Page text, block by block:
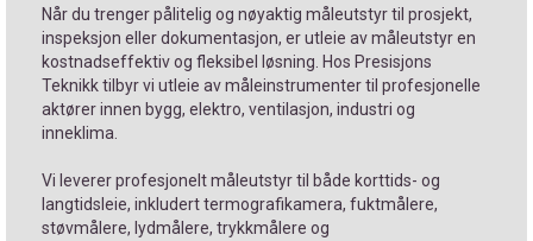
Når du trenger pålitelig og nøyaktig måleutstyr til prosjekt,
inspeksjon eller dokumentasjon, er utleie av måleutstyr en
kostnadseffektiv og fleksibel løsning. Hos Presisjons
Teknikk tilbyr vi utleie av måleinstrumenter til profesjonelle
aktører innen bygg, elektro, ventilasjon, industri og
inneklima.
Vi leverer profesjonelt måleutstyr til både korttids- og
langtidsleie, inkludert termografikamera, fuktmålere,
støvmålere, lydmålere, trykkmålere og